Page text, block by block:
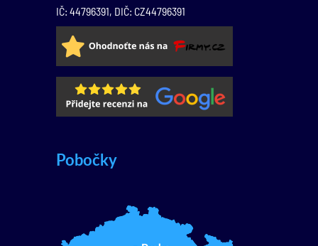
IČ: 44796391, DIČ: CZ44796391
Pobočky